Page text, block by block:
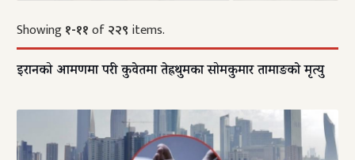
Showing१-११of२२९ items.
इरानको आक्रमणमा परी कुवेतमा तेह्रथुमका सोमकुमार तामाङकाे मृत्यु